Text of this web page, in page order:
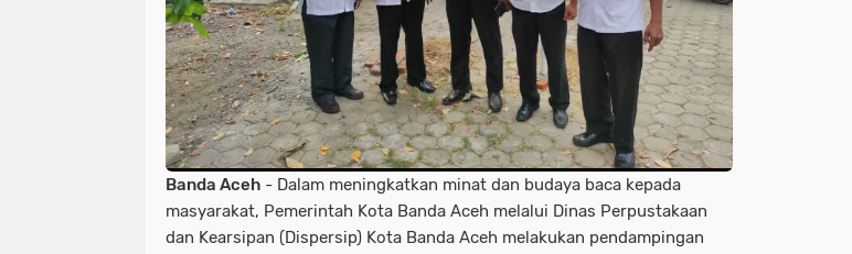
Banda Aceh - Dalam meningkatkan minat dan budaya baca kepada
masyarakat, Pemerintah Kota Banda Aceh melalui Dinas Perpustakaan
dan Kearsipan (Dispersip) Kota Banda Aceh melakukan pendampingan